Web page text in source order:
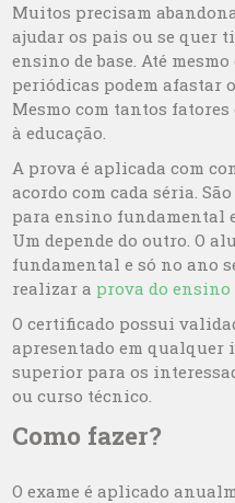
Muitos precisam
ajudar os pais ou se quer
ensino de base. Até
periódicas podem afastar
Mesmo com tantos fatores
à educação.
A prova é aplicada com
acordo com cada séria.
para ensino fundamental
Um depende do outro. O
fundamental e só no ano
realizar a prova do ensino
O certificado possui
apresentado em
superior para os
ou curso técnico.
Como fazer?
O exame é aplicado